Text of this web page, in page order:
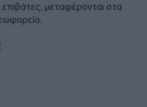
επιβάτες, μεταφέρονται στα